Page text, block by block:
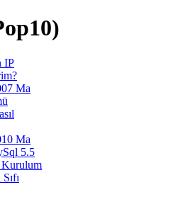
IP
Ma
Ma
5.5